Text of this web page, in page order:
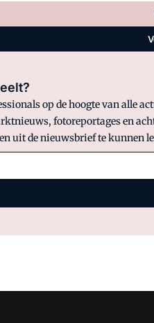
op de hoogte van alle
fotoreportages en
uit de nieuwsbrief te kunnen